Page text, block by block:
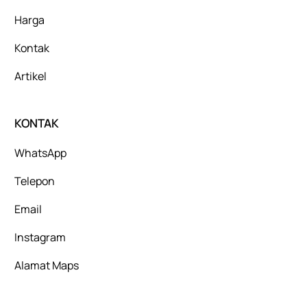
Harga
Kontak
Artikel
KONTAK
WhatsApp
Telepon
Email
Instagram
Alamat Maps